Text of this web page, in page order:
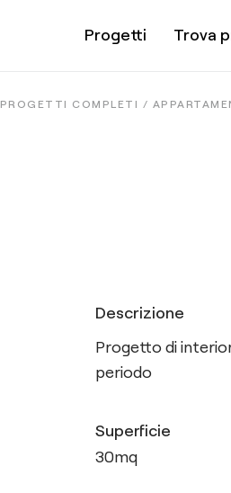
Progetti Trova
PROGETTI COMPLETI /
Descrizione
Progetto di
periodo
Superficie
30mq